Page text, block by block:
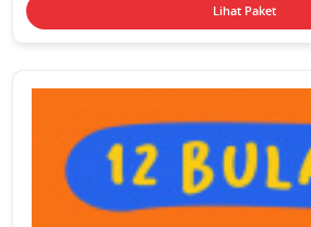
Lihat Paket